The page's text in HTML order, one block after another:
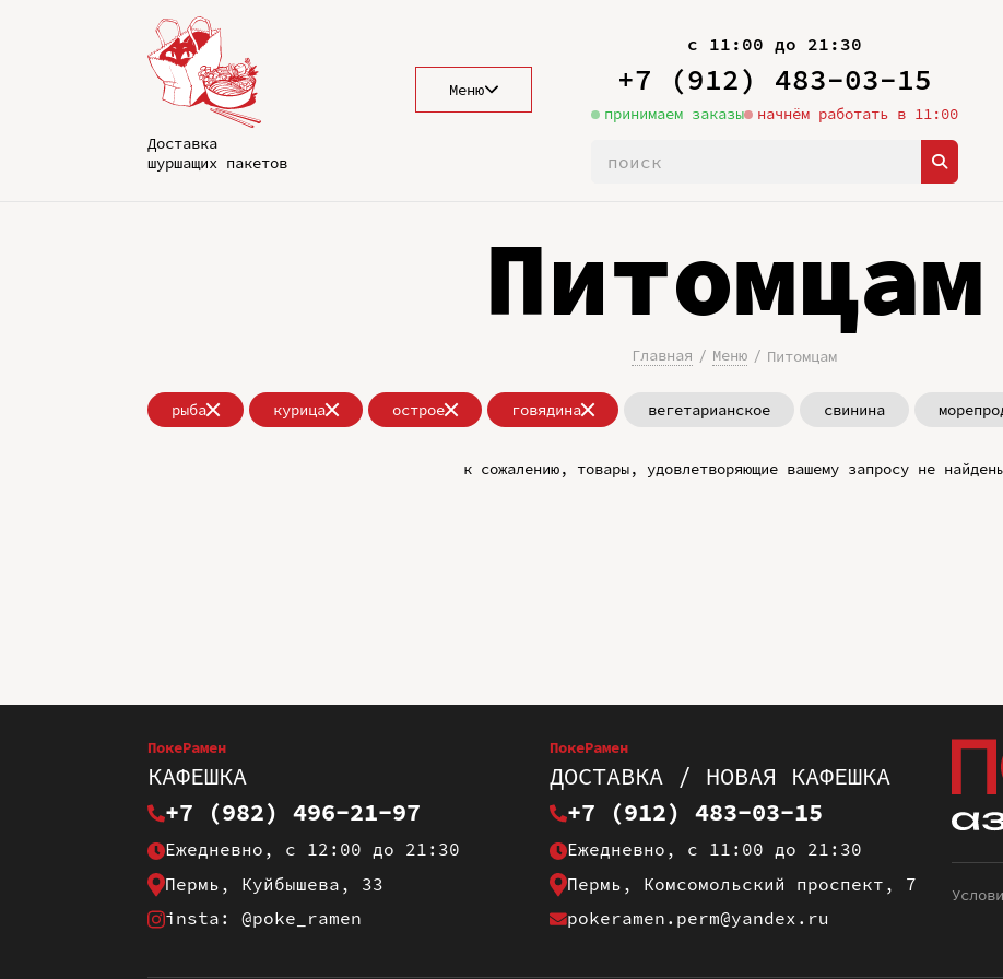
Доставка
шуршащих пакетов
Меню
с 11:00 до 21:30
+7 (912) 483-03-15
принимаем заказы начнём работать в 11:00
Питомцам
Главная Меню Питомцам
рыба курица острое говядина вегетарианское свинина
к сожалению, товары, удовлетворяющие вашему запросу не
ПокеРамен
КАФЕШКА
+7 (982) 496-21-97
Ежедневно, с 12:00 до 21:30
Пермь, Куйбышева, 33
insta: @poke_ramen
ПокеРамен
ДОСТАВКА / НОВАЯ КАФЕШКА
+7 (912) 483-03-15
Ежедневно, с 11:00 до 21:30
Пермь, Комсомольский проспект, 7
pokeramen.perm@yandex.ru